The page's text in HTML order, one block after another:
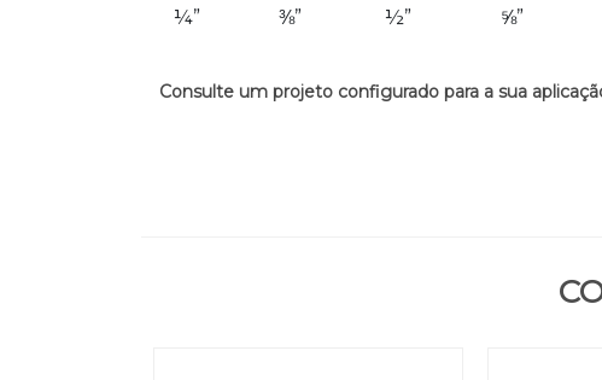
¼” ⅜” ½” ⅝”
Consulte um projeto configurado para a sua